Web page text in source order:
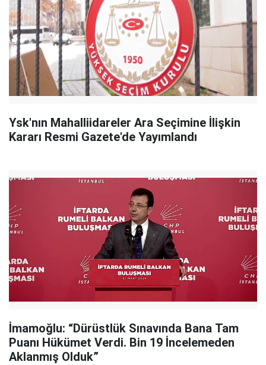
Ysk'nın Mahalliidareler Ara Seçimine İlişkin
Kararı Resmi Gazete'de Yayımlandı
İmamoğlu: “Dürüstlük Sınavında Bana Tam
Puanı Hükümet Verdi. Bin 19 İncelemeden
Aklanmış Olduk”